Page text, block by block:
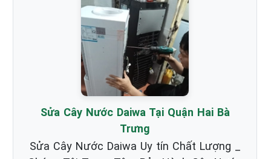
Sửa Cây Nước Daiwa Tại Quận Hai Bà
Trưng
Sửa Cây Nước Daiwa Uy tín Chất Lượng _